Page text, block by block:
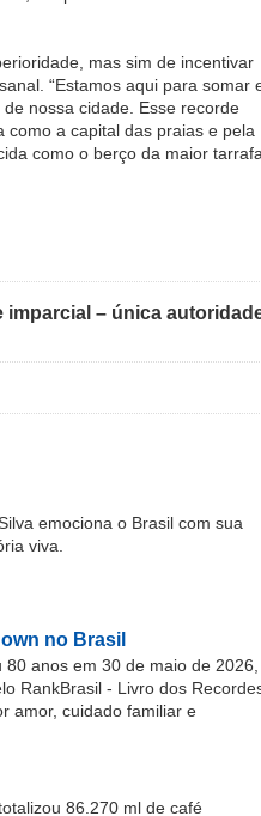
mas sim de incentivar
“Estamos aqui para somar
nossa cidade. Esse recorde
a capital das praias e pela
como o berço da maior tarrafa
– única
emociona o Brasil com sua
viva.
no Brasil
anos em 30 de maio de 2026,
RankBrasil - Livro dos
amor, cuidado familiar e
86.270 ml de café